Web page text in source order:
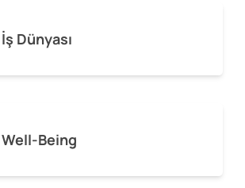
İş Dünyası
Well-Being